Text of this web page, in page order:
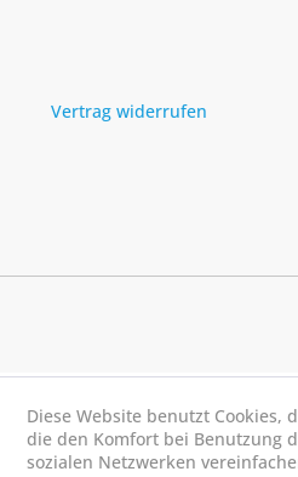
Vertrag widerrufen
Diese Website benutzt
die den Komfort bei Benutzung
sozialen Netzwerken